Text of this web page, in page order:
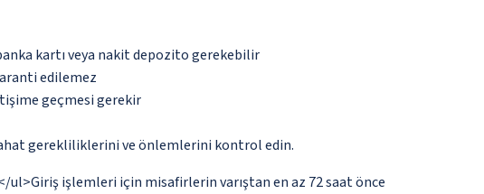
kartı veya nakit depozito gerekebilir
edilemez
geçmesi gerekir
gerekliliklerini ve önlemlerini kontrol edin.
ul>Giriş işlemleri için misafirlerin varıştan en az 72 saat önce